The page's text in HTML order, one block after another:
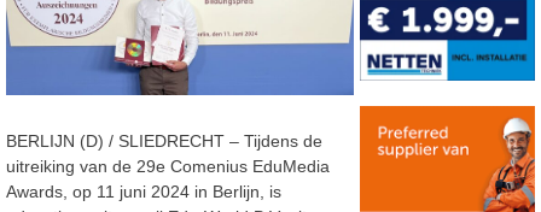
BERLIJN (D) / SLIEDRECHT – Tijdens de
uitreiking van de 29e Comenius EduMedia
Awards, op 11 juni 2024 in Berlijn, is